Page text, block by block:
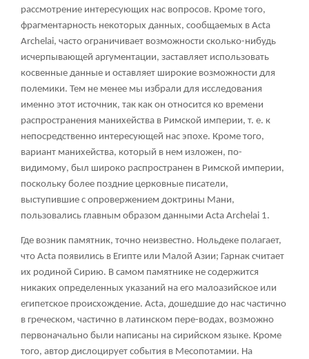
рассмотрение интересующих нас вопросов. Кроме того,
фрагментарность некоторых данных, сообщаемых в Acta
Archelai, часто ограничивает возможности сколько-нибудь
исчерпывающей аргументации, заставляет использовать
косвенные данные и оставляет широкие возможности для
полемики. Тем не менее мы избрали для исследования
именно этот источник, так как он относится ко времени
распространения манихейства в Римской империи, т. е. к
непосредственно интересующей нас эпохе. Кроме того,
вариант манихейства, который в нем изложен, по-
видимому, был широко распространен в Римской империи,
поскольку более поздние церковные писатели,
выступившие с опровержением доктрины Мани,
пользовались главным образом данными Acta Archelai 1.
Где возник памятник, точно неизвестно. Нольдеке полагает,
что Acta появились в Египте или Малой Азии; Гарнак считает
их родиной Сирию. В самом памятнике не содержится
никаких определенных указаний на его малоазийское или
египетское происхождение. Acta, дошедшие до нас частично
в греческом, частично в латинском пере-водах, возможно
первоначально были написаны на сирийском языке. Кроме
того, автор дислоцирует события в Месопотамии. На